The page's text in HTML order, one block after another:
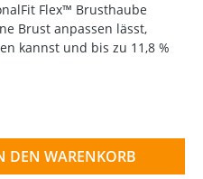
Flex™ Brusthaube
Brust anpassen lässt,
kannst und bis zu 11,8 %
den gewünschten
DEN WARENKORB